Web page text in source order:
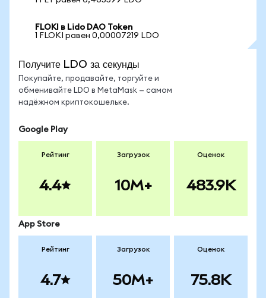
FLOKI в Lido DAO Token
1 FLOKI равен 0,00007219 LDO
Получите LDO за секунды
Покупайте, продавайте, торгуйте и
обменивайте LDO в MetaMask — самом
надёжном криптокошельке.
Google Play
Рейтинг
4.4
Загрузок
10M+
Оценок
483.9K
App Store
Рейтинг
4.7
Загрузок
50M+
Оценок
75.8K